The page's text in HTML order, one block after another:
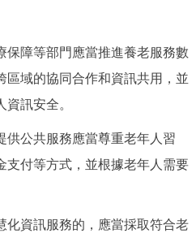
障等部門應當推進養老服務數
區域的協同合作和資訊共用，並
訊安全。
共服務應當尊重老年人習
支付等方式，並根據老年人需要
資訊服務的，應當採取符合老